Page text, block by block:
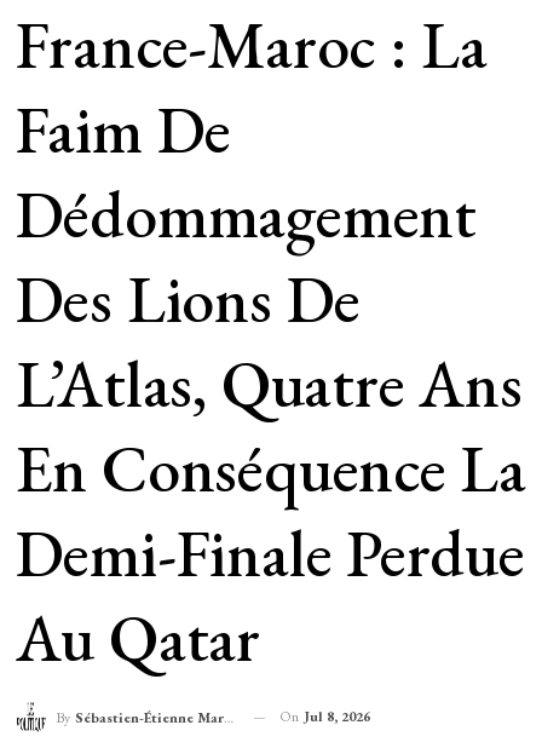
France-Maroc : La
Faim De
Dédommagement
Des Lions De
L’Atlas, Quatre Ans
En Conséquence La
Demi-Finale Perdue
Au Qatar
By Sébastien-Étienne Marechal On Jul 8, 2026